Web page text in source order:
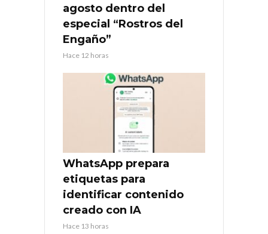
agosto dentro del
especial “Rostros del
Engaño”
Hace 12 horas
WhatsApp prepara
etiquetas para
identificar contenido
creado con IA
Hace 13 horas